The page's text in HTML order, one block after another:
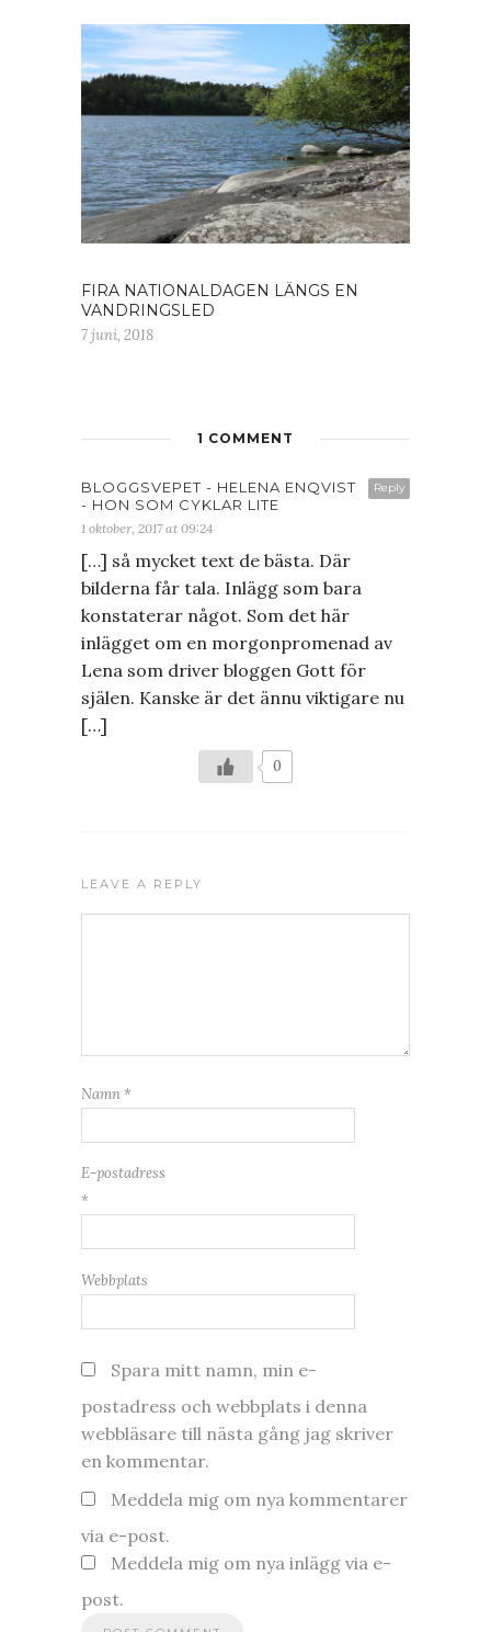
FIRA NATIONALDAGEN LÄNGS EN
VANDRINGSLED
7 juni, 2018
1 COMMENT
Reply
BLOGGSVEPET - HELENA ENQVIST
- HON SOM CYKLAR LITE
1 oktober, 2017 at 09:24
[…] så mycket text de bästa. Där
bilderna får tala. Inlägg som bara
konstaterar något. Som det här
inlägget om en morgonpromenad av
Lena som driver bloggen Gott för
själen. Kanske är det ännu viktigare nu
[…]
0
LEAVE A REPLY
Namn *
E-postadress
*
Webbplats
Spara mitt namn, min e-
postadress och webbplats i denna
webbläsare till nästa gång jag skriver
en kommentar.
Meddela mig om nya kommentarer
via e-post.
Meddela mig om nya inlägg via e-
post.